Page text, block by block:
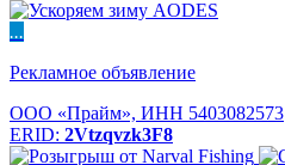
...
Рекламное объявление
ООО «Прайм», ИНН 5403082573
ERID: 2Vtzqvzk3F8